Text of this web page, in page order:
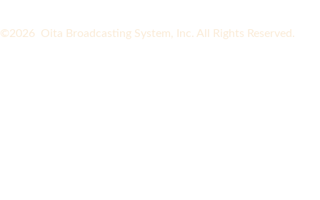
©2026 Oita Broadcasting System, Inc. All Rights Reserved.